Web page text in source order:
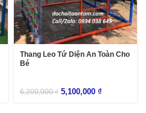
Thang Leo Tứ Diện An Toàn Cho
Bé
6,200,000₫ 5,100,000 ₫